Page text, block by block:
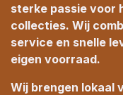
sterke passie voor
collecties. Wij
service en snelle
eigen voorraad.
Wij brengen lokaal